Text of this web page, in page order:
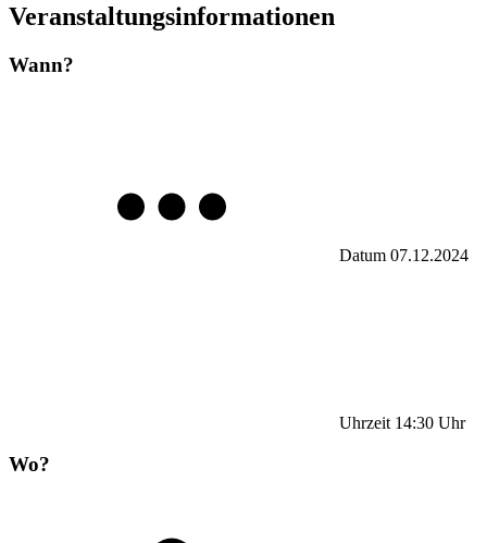
Veranstaltungsinformationen
Wann?
Datum 07.12.2024
Uhrzeit 14:30 Uhr
Wo?